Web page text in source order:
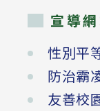
宣導
性別平
防治霸
友善校